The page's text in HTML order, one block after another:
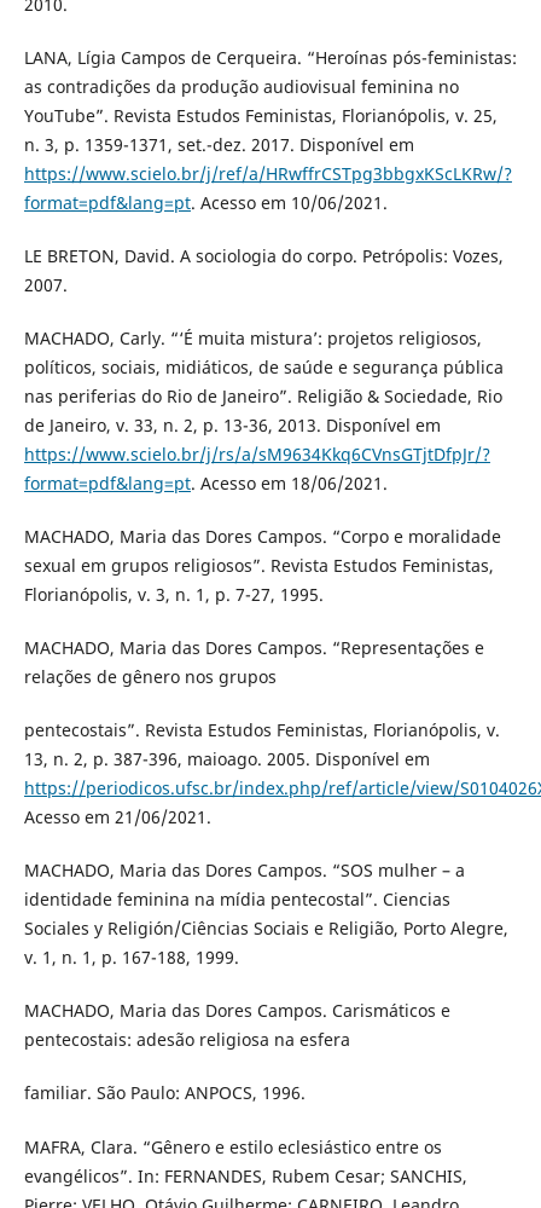
2010.
LANA, Lígia Campos de Cerqueira. “Heroínas pós-feministas:
as contradições da produção audiovisual feminina no
YouTube”. Revista Estudos Feministas, Florianópolis, v. 25,
n. 3, p. 1359-1371, set.-dez. 2017. Disponível em
https://www.scielo.br/j/ref/a/HRwffrCSTpg3bbgxKScLKRw/?
format=pdf&lang=pt. Acesso em 10/06/2021.
LE BRETON, David. A sociologia do corpo. Petrópolis: Vozes,
2007.
MACHADO, Carly. “‘É muita mistura’: projetos religiosos,
políticos, sociais, midiáticos, de saúde e segurança pública
nas periferias do Rio de Janeiro”. Religião & Sociedade, Rio
de Janeiro, v. 33, n. 2, p. 13-36, 2013. Disponível em
https://www.scielo.br/j/rs/a/sM9634Kkq6CVnsGTjtDfpJr/?
format=pdf&lang=pt. Acesso em 18/06/2021.
MACHADO, Maria das Dores Campos. “Corpo e moralidade
sexual em grupos religiosos”. Revista Estudos Feministas,
Florianópolis, v. 3, n. 1, p. 7-27, 1995.
MACHADO, Maria das Dores Campos. “Representações e
relações de gênero nos grupos
pentecostais”. Revista Estudos Feministas, Florianópolis, v.
13, n. 2, p. 387-396, maioago. 2005. Disponível em
https://periodicos.ufsc.br/index.php/ref/article/view/
Acesso em 21/06/2021.
MACHADO, Maria das Dores Campos. “SOS mulher – a
identidade feminina na mídia pentecostal”. Ciencias
Sociales y Religión/Ciências Sociais e Religião, Porto Alegre,
v. 1, n. 1, p. 167-188, 1999.
MACHADO, Maria das Dores Campos. Carismáticos e
pentecostais: adesão religiosa na esfera
familiar. São Paulo: ANPOCS, 1996.
MAFRA, Clara. “Gênero e estilo eclesiástico entre os
evangélicos”. In: FERNANDES, Rubem Cesar; SANCHIS,